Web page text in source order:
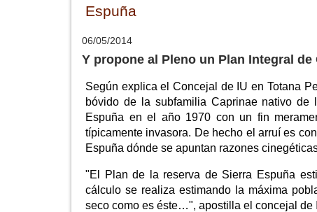
Espuña
06/05/2014
Y propone al Pleno un Plan Integral
Según explica el Concejal de IU en Totana
bóvido de la subfamilia Caprinae nativo
Espuña en el año 1970 con un fin
típicamente invasora. De hecho el arruí es
Espuña dónde se apuntan razones
"El Plan de la reserva de Sierra Espuña
cálculo se realiza estimando la máxima
seco como es éste…", apostilla el concejal de